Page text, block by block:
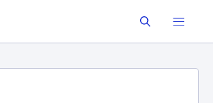
principal Buscar